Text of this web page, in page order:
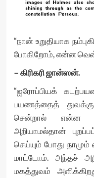
“நான் உறுதியாக
போகிறோம், என்ன
– கிரிகரி ஜான்ஸன்.
“ஐரோப்பியக்
பயணத்தைத்
சென்றால் என்ன
அறியாமல்தான்
செய்யும் போது
மாட்டோம். அந்தச்
மகத்துவம்